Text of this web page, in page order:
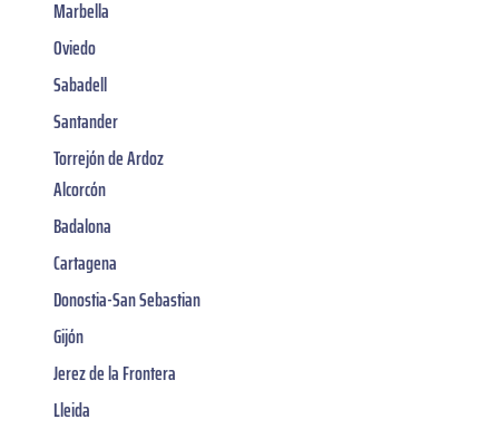
Marbella
Oviedo
Sabadell
Santander
Torrejón de Ardoz
Alcorcón
Badalona
Cartagena
Donostia-San Sebastian
Gijón
Jerez de la Frontera
Lleida